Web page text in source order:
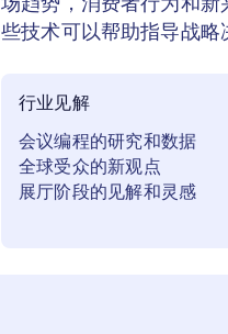
场趋势，消费者行为和
些技术可以帮助指导战略
行业见解
会议编程的研究和数据
全球受众的新观点
展厅阶段的见解和灵感